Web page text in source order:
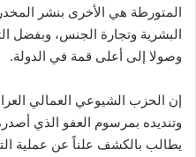
المتورطة هي الأخرى بنشر
البشرية وتجارة الجنس، وبفضل
وصولا إلى أعلى قمة في الدولة.
إن الحزب الشيوعي العمالي
وتنديده بمرسوم العفو الذي
يطالب بالكشف علناً عن عملية